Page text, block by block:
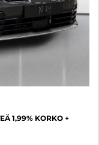
1,99% KORKO +